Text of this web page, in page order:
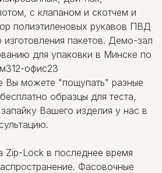
с клапаном и скотчем и
полиэтиленовых рукавов ПВД
изготовления пакетов. Демо-зал
для упаковки в Минске по
офис23
Вы можете "пощупать" разные
образцы для теста,
Вашего изделия у нас в
Zip-Lock в последнее время
Фасовочные